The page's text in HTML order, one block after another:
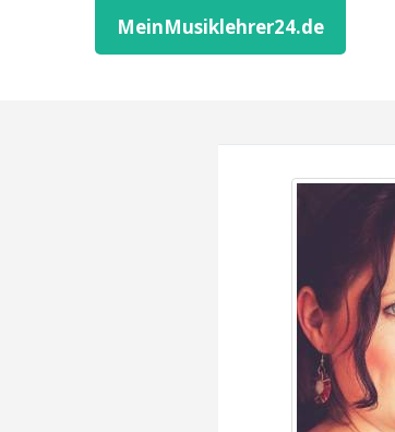
MeinMusiklehrer24.de